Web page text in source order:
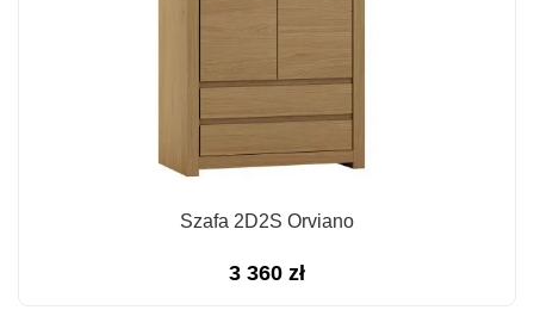
Szafa 2D2S Orviano
3 360 zł